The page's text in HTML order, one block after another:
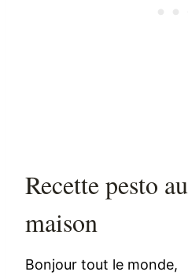
Recette pesto
maison
Bonjour tout le monde,